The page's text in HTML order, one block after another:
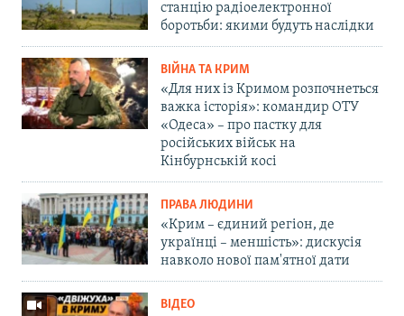
станцію радіоелектронної
боротьби: якими будуть наслідки
ВІЙНА ТА КРИМ
«Для них із Кримом розпочнеться
важка історія»: командир ОТУ
«Одеса» – про пастку для
російських військ на
Кінбурнській косі
ПРАВА ЛЮДИНИ
«Крим – єдиний регіон, де
українці – меншість»: дискусія
навколо нової пам'ятної дати
ВІДЕО